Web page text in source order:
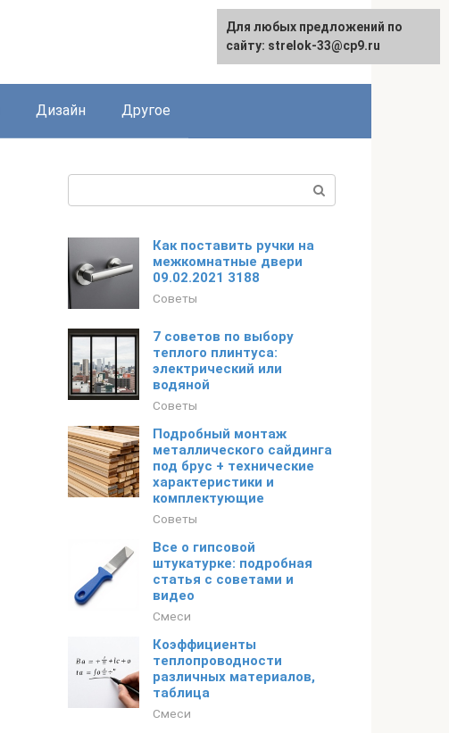
Дизайн Другое
Как поставить ручки на
межкомнатные двери
09.02.2021 3188
Советы
7 советов по выбору
теплого плинтуса:
электрический или
водяной
Советы
Подробный монтаж
металлического сайдинга
под брус + технические
характеристики и
комплектующие
Советы
Все о гипсовой
штукатурке: подробная
статья с советами и
видео
Смеси
Коэффициенты
теплопроводности
различных материалов,
таблица
Смеси
Для любых предложений по
сайту: strelok-33@cp9.ru
Для любых предложений по
сайту: strelok-33@cp9.ru